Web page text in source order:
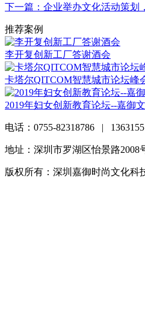
下一篇：企业举办文化活动策划
推荐案例
李开复创新工厂答谢酒会
卡塔尔QITCOM智慧城市论坛峰
2019年妇女创新教育论坛--嘉御
电话：0755-82318786 |
地址：深圳市罗湖区怡景路2008
版权所有：深圳嘉御时尚文化科